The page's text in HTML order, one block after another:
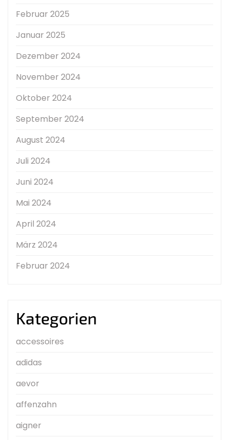
Februar 2025
Januar 2025
Dezember 2024
November 2024
Oktober 2024
September 2024
August 2024
Juli 2024
Juni 2024
Mai 2024
April 2024
März 2024
Februar 2024
Kategorien
accessoires
adidas
aevor
affenzahn
aigner